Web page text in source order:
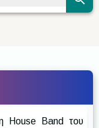
η House Band του